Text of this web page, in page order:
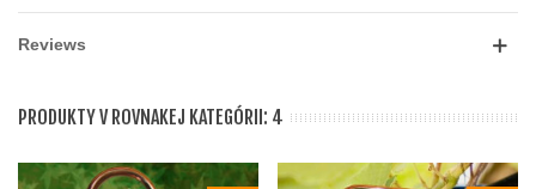
Reviews
PRODUKTY V ROVNAKEJ KATEGÓRII: 4